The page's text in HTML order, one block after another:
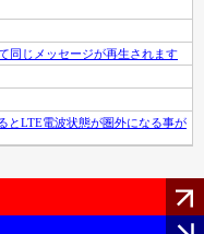
同じメッセージが再生されます
とLTE電波状態が圏外になる事が